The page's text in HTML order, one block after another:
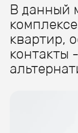
В данный
квартир,